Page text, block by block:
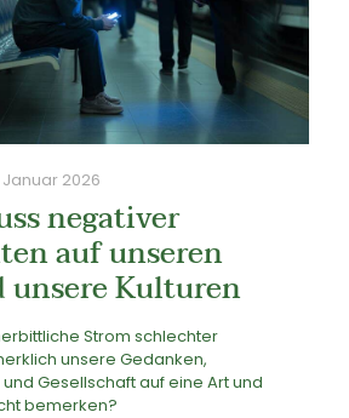
Januar 2026
negativer
auf unseren
unsere Kulturen
Strom schlechter
unsere Gedanken,
Gesellschaft auf eine Art und
bemerken?